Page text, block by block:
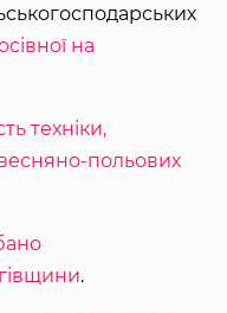
на
техніки,
польових
.